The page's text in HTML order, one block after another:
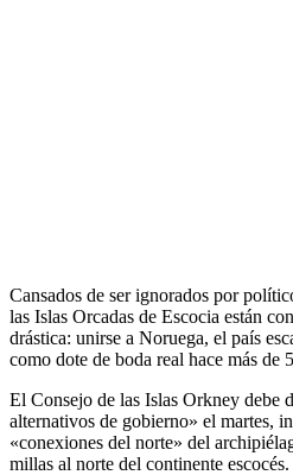
Cansados ​​de ser ignorados por
las Islas Orcadas de Escocia están
drástica: unirse a Noruega, el país
como dote de boda real hace más de
El Consejo de las Islas Orkney debe
alternativos de gobierno» el martes,
«conexiones del norte» del
millas al norte del continente escocés.